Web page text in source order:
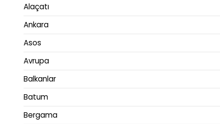
Alaçatı
Ankara
Asos
Avrupa
Balkanlar
Batum
Bergama